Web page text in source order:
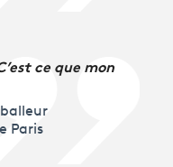
ce que mon
Paris